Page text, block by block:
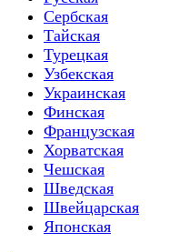
Сербская
Тайская
Турецкая
Узбекская
Украинская
Финская
Французская
Хорватская
Чешская
Шведская
Швейцарская
Японская